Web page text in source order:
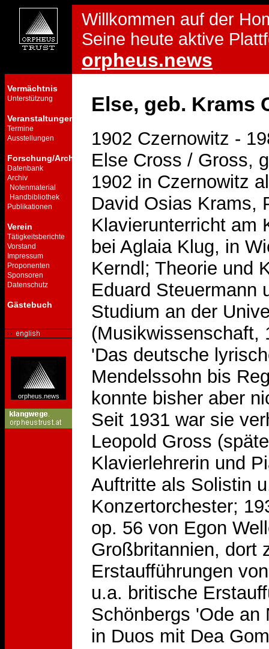
Willkommen auf der
Seine heute aktive
orpheus.news
Vermächtnis
Unterstützung
Veranstaltungen
Termine
Ausstellungen
Forschung/Archiv
Datenbank
Archiv
Notenmaterial
Handbibliothek
Publikationen
Verein
Tätigkeitsberichte
Vorstand
Impressum
Proponenten
Sponsoren
Datenschutz
Gästebuch
orpheus.news
Else, geb. Krams
1902 Czernowitz -
Else Cross / Gross,
1902 in Czernowitz
David Osias Krams,
Klavierunterricht am
bei Aglaia Klug, in
Kerndl; Theorie und
Eduard Steuermann
Studium an der
(Musikwissenschaft,
'Das deutsche
Mendelssohn bis
konnte bisher aber
Seit 1931 war sie
Leopold Gross
Klavierlehrerin und
Auftritte als Solistin
Konzertorchester;
op. 56 von Egon
Großbritannien, dort
Erstaufführungen
u.a. britische
Schönbergs 'Ode an
in Duos mit Dea